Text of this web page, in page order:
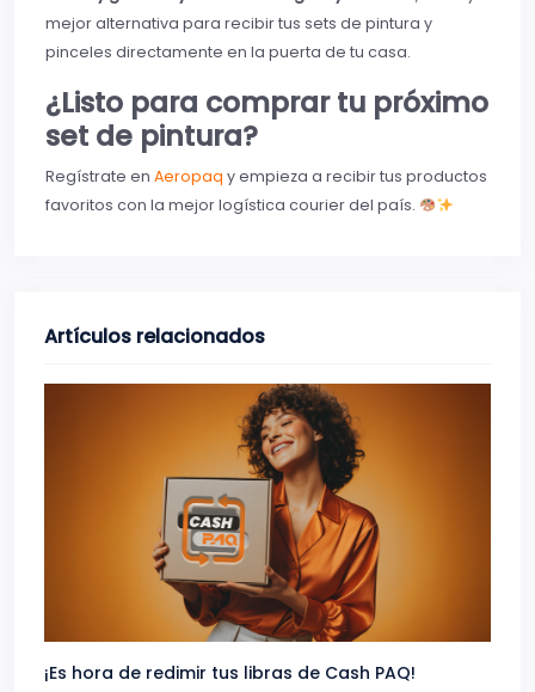
mejor alternativa para recibir tus sets de pintura y
pinceles directamente en la puerta de tu casa.
¿Listo para comprar tu próximo
set de pintura?
Regístrate en Aeropaq y empieza a recibir tus productos
favoritos con la mejor logística courier del país.
Artículos relacionados
¡Es hora de redimir tus libras de Cash PAQ!